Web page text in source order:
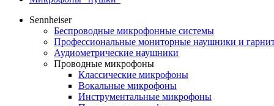
Sennheiser
Беспроводные микрофонные системы
Профессиональные мониторные наушники и
Аудиометрические наушники
Проводные микрофоны
Классические микрофоны
Вокальные микрофоны
Инструментальные микрофоны